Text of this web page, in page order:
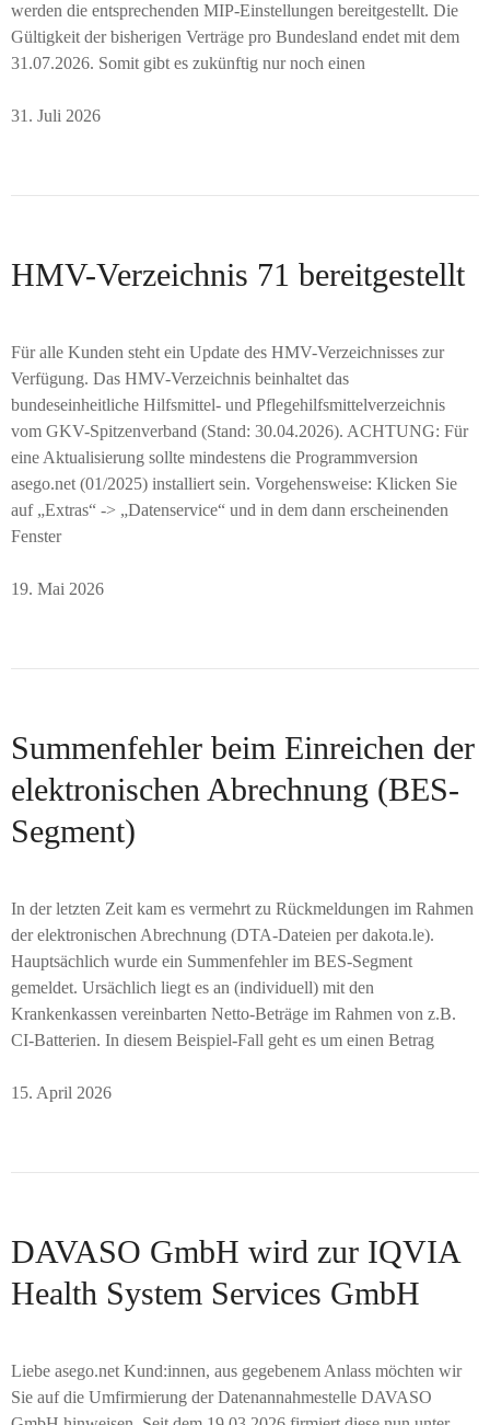
werden die entsprechenden MIP-Einstellungen bereitgestellt. Die
Gültigkeit der bisherigen Verträge pro Bundesland endet mit dem
31.07.2026. Somit gibt es zukünftig nur noch einen
31. Juli 2026
HMV-Verzeichnis 71 bereitgestellt
Für alle Kunden steht ein Update des HMV-Verzeichnisses zur
Verfügung. Das HMV-Verzeichnis beinhaltet das
bundeseinheitliche Hilfsmittel- und Pflegehilfsmittelverzeichnis
vom GKV-Spitzenverband (Stand: 30.04.2026). ACHTUNG: Für
eine Aktualisierung sollte mindestens die Programmversion
asego.net (01/2025) installiert sein. Vorgehensweise: Klicken Sie
auf „Extras“ -> „Datenservice“ und in dem dann erscheinenden
Fenster
19. Mai 2026
Summenfehler beim Einreichen der
elektronischen Abrechnung (BES-
Segment)
In der letzten Zeit kam es vermehrt zu Rückmeldungen im Rahmen
der elektronischen Abrechnung (DTA-Dateien per dakota.le).
Hauptsächlich wurde ein Summenfehler im BES-Segment
gemeldet. Ursächlich liegt es an (individuell) mit den
Krankenkassen vereinbarten Netto-Beträge im Rahmen von z.B.
CI-Batterien. In diesem Beispiel-Fall geht es um einen Betrag
15. April 2026
DAVASO GmbH wird zur IQVIA
Health System Services GmbH
Liebe asego.net Kund:innen, aus gegebenem Anlass möchten wir
Sie auf die Umfirmierung der Datenannahmestelle DAVASO